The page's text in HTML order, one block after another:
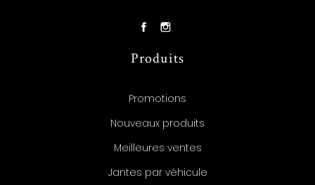
Produits
Promotions
Nouveaux produits
Meilleures ventes
Jantes par véhicule